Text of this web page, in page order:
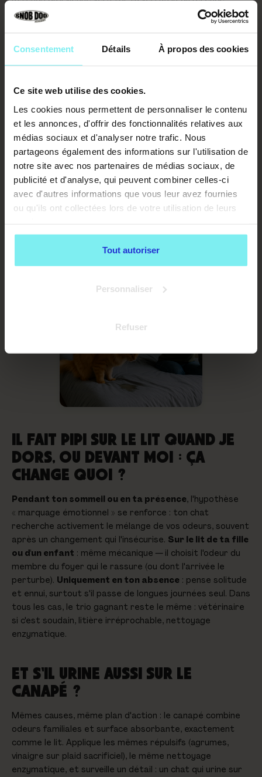
Consentement Détails À propos des cookies
Ce site web utilise des cookies.
Les cookies nous permettent de personnaliser le contenu
et les annonces, d'offrir des fonctionnalités relatives aux
médias sociaux et d'analyser notre trafic. Nous
partageons également des informations sur l'utilisation de
notre site avec nos partenaires de médias sociaux, de
publicité et d'analyse, qui peuvent combiner celles-ci
avec d'autres informations que vous leur avez fournies
ou qu'ils ont collectées lors de votre utilisation de leurs
Tout autoriser
Personnaliser
Refuser
NETTOYER LE MATELAS ET LA
COUETTE : L'ÉTAPE QUI CASSE LE
CERCLE VICIEUX
La méthode qui élimine vraiment l'odeur
Éponge un maximum, puis sature la zone d'un
nettoyant enzymatique(il digère les composés
de l'urine — le seul qui trompe le nez du chat) ou, à
défaut, d'un mélange eau + vinaigre suivi, une fois
sec, d'une couche debicarbonate de soude
laissée plusieurs heures avant aspiration. Surtout,
transforme ton matelas en aimant à pipi.
Couette et housse : machine à 60 °C si possible.
IL FAIT PIPI SUR LE LIT QUAND JE
DORS, OU DEVANT MOI : ÇA
CHANGE QUOI ?
Pendant ton sommeil ou en ta présence, l'hypothèse
« marquage émotionnel » se renforce : ton chat
recherche activement le mélange de vos odeurs, souvent
après un changement qui l'insécurise. Sur le lit de ta fille
ou d'un enfant : même mécanique — il choisit l'odeur du
membre du foyer qui le rassure (ou dont l'arrivée le
perturbe). Uniquement en ton absence : pense solitude
et ennui, surtout s'il passe de longues journées seul. Dans
tous les cas, le trio gagnant reste le même : vétérinaire
si c'est soudain, litière irréprochable, nettoyage
enzymatique.
ET S'IL URINE AUSSI SUR LE
CANAPÉ ?
Mêmes causes, même plan d'action : le canapé combine
odeurs familiales et surface absorbante, exactement
comme le lit. Applique les mêmes répulsifs (agrumes,
vinaigre sur plaid sacrificiel), le même nettoyage
enzymatique, et surveille un détail : un chat qui urine sur